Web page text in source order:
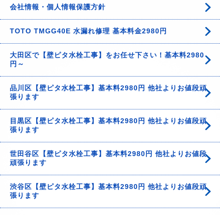
会社情報・個人情報保護方針
TOTO TMGG40E 水漏れ修理 基本料金2980円
大田区で【壁ピタ水栓工事】をお任せ下さい！基本料2980
円～
品川区【壁ピタ水栓工事】基本料2980円 他社よりお値段頑
張ります
目黒区【壁ピタ水栓工事】基本料2980円 他社よりお値段頑
張ります
世田谷区【壁ピタ水栓工事】基本料2980円 他社よりお値段
頑張ります
渋谷区【壁ピタ水栓工事】基本料2980円 他社よりお値段頑
張ります